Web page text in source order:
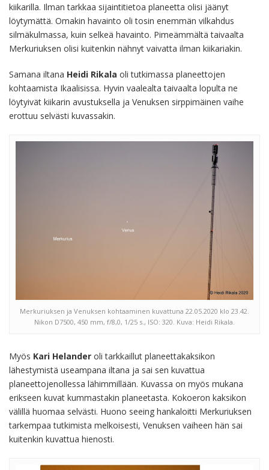
kiikarilla. Ilman tarkkaa sijaintitietoa planeetta olisi jäänyt
löytymättä. Omakin havainto oli tosin enemmän vilkahdus
silmäkulmassa, kuin selkeä havainto. Pimeämmältä taivaalta
Merkuriuksen olisi kuitenkin nähnyt vaivatta ilman kiikariakin.
Samana iltana Heidi Rikala oli tutkimassa planeettojen
kohtaamista Ikaalisissa. Hyvin vaalealta taivaalta lopulta ne
löytyivät kiikarin avustuksella ja Venuksen sirppimäinen vaihe
erottuu selvästi kuvassakin.
Merkuriuksen ja Venuksen kohtaaminen kuvattuna 22.05.2020 klo 23.42.
Nikon D7500, 450 mm, f/8,0, 1/25 s., ISO: 320. Kuva: Heidi Rikala.
Myös Kari Helander oli tarkkaillut planeettakaksikon
lähestymistä useampana iltana ja sai sen kuvattua
planeettojenollessa lähimmillään. Kuvassa on myös mukana
erikseen kuvat kummastakin planeetasta. Kokoeron kaksikon
välillä huomaa selvästi. Huono seeing hankaloitti Merkuriuksen
tarkempaa tutkimista melkoisesti, Venuksen vaiheen hän sai
kuitenkin kuvattua hienosti.